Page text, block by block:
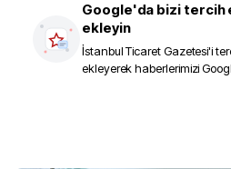
Google'da bizi tercih
ekleyin
İstanbul Ticaret Gazetesi'i
ekleyerek haberlerimizi